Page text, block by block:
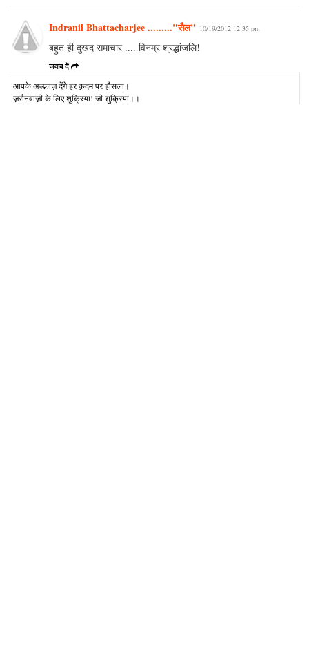
Indranil Bhattacharjee ........."सैल" 10/19/2012 12:35 pm
बहुत ही दुखद समाचार .... विनम्र श्रद्धांजलि!
जवाब दें
आपके अल्‍फ़ाज़ देंगे हर क़दम पर हौसला।
ज़र्रानवाज़ी के लिए शुक्रिया! जी शुक्रिया।।